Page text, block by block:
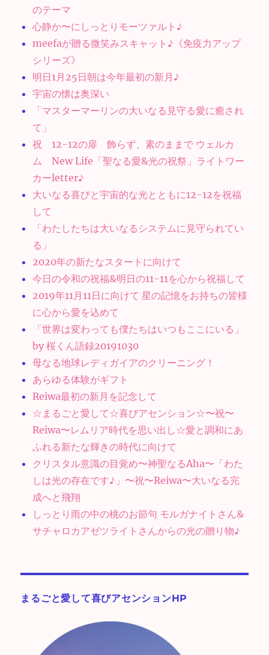
のテーマ
心静か〜にしっとりモーツァルト♪
meefaが贈る微笑みスキャット♪《免疫力アップ
シリーズ》
明日1月25日朝は今年最初の新月♪
宇宙の懐は奥深い
「マスターマーリンの大いなる見守る愛に癒され
て」
祝 12-12の扉 飾らず、素のままで ウェルカ
ム New Life「聖なる愛&光の祝祭」ライトワー
カーletter♪
大いなる喜びと宇宙的な光とともに12-12を祝福
して
「わたしたちは大いなるシステムに見守られてい
る」
2020年の新たなスタートに向けて
今日の令和の祝福&明日の11-11を心から祝福して
2019年11月11日に向けて 星の記憶をお持ちの皆様
に心から愛を込めて
「世界は変わっても僕たちはいつもここにいる」
by 桜くん語録20191030
母なる地球レディガイアのクリーニング！
あらゆる体験がギフト
Reiwa最初の新月を記念して
☆まるごと愛して☆喜びアセンション☆〜祝〜
Reiwa〜レムリア時代を思い出し☆愛と調和にあ
ふれる新たな輝きの時代に向けて
クリスタル意識の目覚め〜神聖なるAha〜「わた
しは光の存在です♪」〜祝〜Reiwa〜大いなる完
成へと飛翔
しっとり雨の中の桃のお節句 モルガナイトさん&
サチャロカアゼツライトさんからの光の贈り物♪
まるごと愛して喜びアセンションHP